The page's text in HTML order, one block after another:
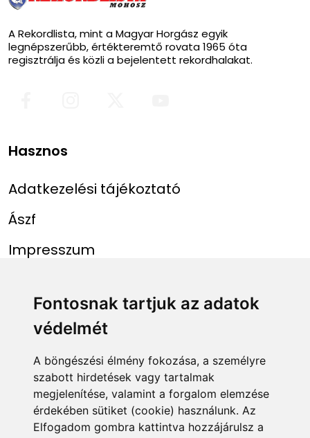
Fontosnak tartjuk az adatok
védelmét
A böngészési élmény fokozása, a személyre
szabott hirdetések vagy tartalmak
megjelenítése, valamint a forgalom elemzése
érdekében sütiket (cookie) használunk. Az
Elfogadom gombra kattintva hozzájárulsz a
A Rekordlista, mint a Magyar Horgász egyik
legnépszerűbb, értékteremtő rovata 1965 óta
regisztrálja és közli a bejelentett rekordhalakat.
Hasznos
Adatkezelési tájékoztató
Ászf
Impresszum
Menü
Főoldal
Rekordlista
Abszolút rekordlista
Rekord bejelentése
Linkek
mohosz.hu
horgaszjegy.hu